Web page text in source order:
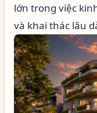
lớn trong việc
và khai thác lâu